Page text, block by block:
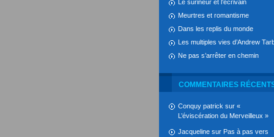
Le surineur et l’écrivain
Meurtres et romantisme
Dans les replis du monde
Les multiples vies d’Andrew
Ne pas s’arrêter en chemin
COMMENTAIRES
Conquy patrick sur «
L’éviscération du Merveilleux »
Jacqueline sur Pas à pas vers